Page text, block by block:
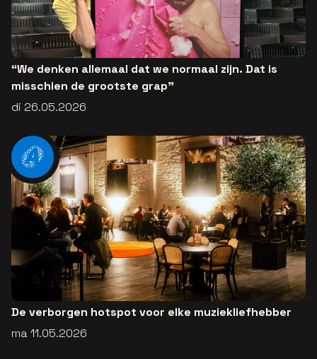
“We denken allemaal dat we normaal zijn. Dat is
misschien de grootste grap”
di 26.05.2026
De verborgen hotspot voor elke muziekliefhebber
ma 11.05.2026